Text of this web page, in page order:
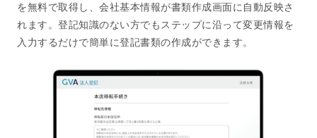
を無料で取得し、会社基本情報が書類作成画面に自動反映さ
れます。登記知識のない方でもステップに沿って変更情報を
入力するだけで簡単に登記書類の作成ができます。